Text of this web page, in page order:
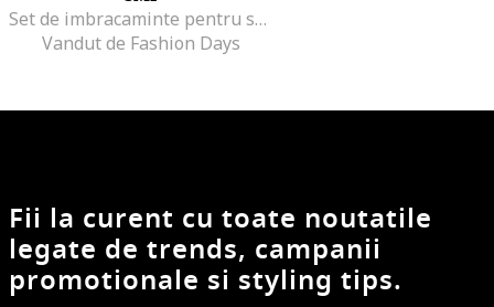
Set de imbracaminte pentru schi - 2 piese
Vandut de Fashion Days
Fii la curent cu toate noutatile
legate de trends, campanii
promotionale si styling tips.